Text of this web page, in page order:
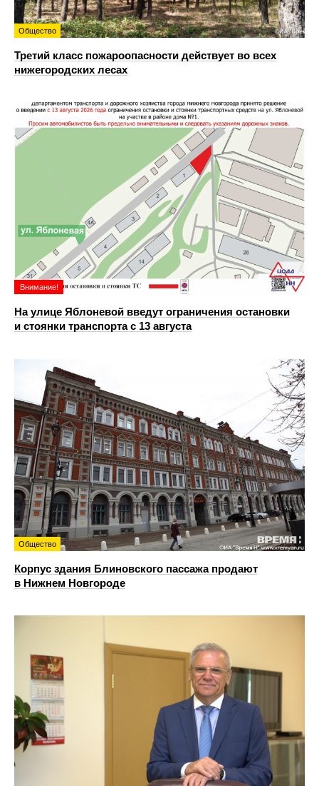
Общество
Третий класс пожароопасности действует во всех
нижегородских лесах
Внимание!
На улице Яблоневой введут ограничения остановки
и стоянки транспорта с 13 августа
Общество
Корпус здания Блиновского пассажа продают
в Нижнем Новгороде